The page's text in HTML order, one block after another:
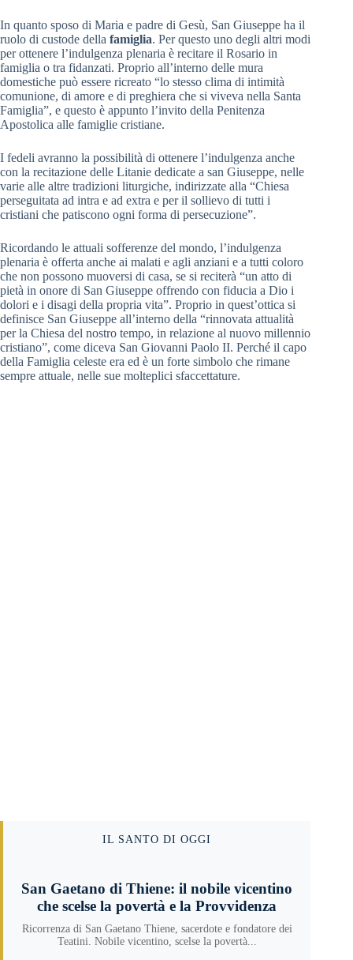
In quanto sposo di Maria e padre di Gesù, San Giuseppe ha il
ruolo di custode della famiglia. Per questo uno degli altri modi
per ottenere l’indulgenza plenaria è recitare il Rosario in
famiglia o tra fidanzati. Proprio all’interno delle mura
domestiche può essere ricreato “lo stesso clima di intimità
comunione, di amore e di preghiera che si viveva nella Santa
Famiglia”, e questo è appunto l’invito della Penitenza
Apostolica alle famiglie cristiane.
I fedeli avranno la possibilità di ottenere l’indulgenza anche
con la recitazione delle Litanie dedicate a san Giuseppe, nelle
varie alle altre tradizioni liturgiche, indirizzate alla “Chiesa
perseguitata ad intra e ad extra e per il sollievo di tutti i
cristiani che patiscono ogni forma di persecuzione”.
Ricordando le attuali sofferenze del mondo, l’indulgenza
plenaria è offerta anche ai malati e agli anziani e a tutti coloro
che non possono muoversi di casa, se si reciterà “un atto di
pietà in onore di San Giuseppe offrendo con fiducia a Dio i
dolori e i disagi della propria vita”. Proprio in quest’ottica si
definisce San Giuseppe all’interno della “rinnovata attualità
per la Chiesa del nostro tempo, in relazione al nuovo millennio
cristiano”, come diceva San Giovanni Paolo II. Perché il capo
della Famiglia celeste era ed è un forte simbolo che rimane
sempre attuale, nelle sue molteplici sfaccettature.
IL SANTO DI OGGI
San Gaetano di Thiene: il nobile vicentino
che scelse la povertà e la Provvidenza
Ricorrenza di San Gaetano Thiene, sacerdote e fondatore dei
Teatini. Nobile vicentino, scelse la povertà...